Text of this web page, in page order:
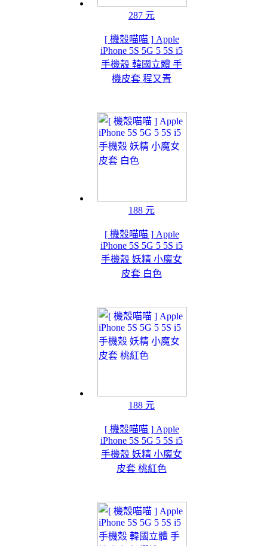
287 元
[ 機殼喵喵 ] Apple
iPhone 5S 5G 5 5S i5
手機殼 韓國立體 手
機皮套 程又青
188 元
[ 機殼喵喵 ] Apple
iPhone 5S 5G 5 5S i5
手機殼 妖精 小魔女
皮套 白色
188 元
[ 機殼喵喵 ] Apple
iPhone 5S 5G 5 5S i5
手機殼 妖精 小魔女
皮套 桃紅色